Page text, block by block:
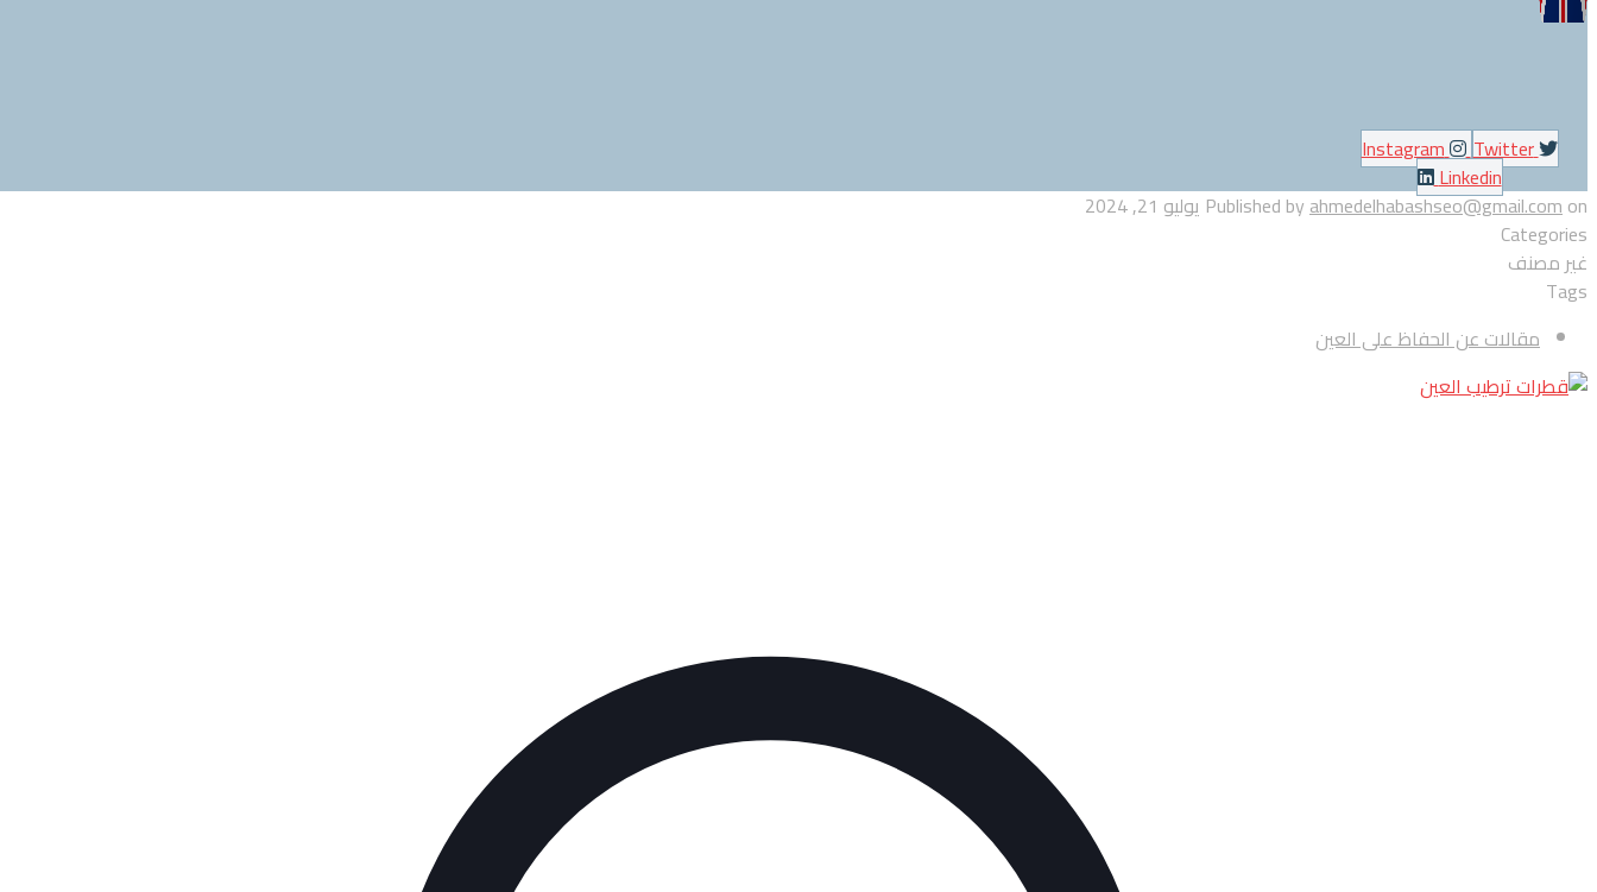
Instagram
Twitter
Linkedin
Published byahmedelhabashseo@gmail.comon
يوليو 21, 2024
Categories
غير مصنف
Tags
مقالات عن الحفاظ على العين